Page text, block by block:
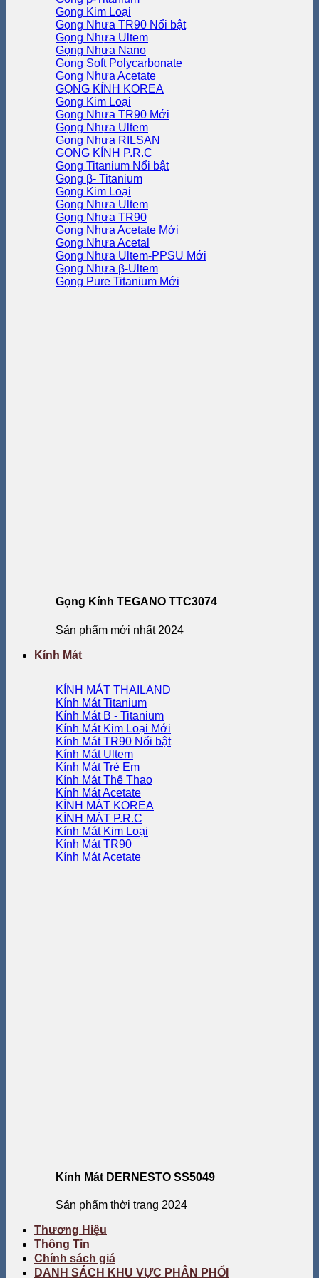
Gọng Kim Loại
Gọng Nhựa TR90
Gọng Nhựa Ultem
Gọng Nhựa Nano
Gọng Soft Polycarbonate
Gọng Nhựa Acetate
GỌNG KÍNH KOREA
Gọng Kim Loại
Gọng Nhựa TR90
Gọng Nhựa Ultem
Gọng Nhựa RILSAN
GỌNG KÍNH P.R.C
Gọng Titanium
Gọng β- Titanium
Gọng Kim Loại
Gọng Nhựa Ultem
Gọng Nhựa TR90
Gọng Nhựa Acetate
Gọng Nhựa Acetal
Gọng Nhựa Ultem-PPSU
Gọng Nhựa β-Ultem
Gọng Pure Titanium
Gọng Kính TEGANO TTC3074
Sản phẩm mới nhất 2024
Kính Mát
KÍNH MÁT THAILAND
Kính Mát Titanium
Kính Mát B - Titanium
Kính Mát Kim Loại
Kính Mát TR90
Kính Mát Ultem
Kính Mát Trẻ Em
Kính Mát Thể Thao
Kính Mát Acetate
KÍNH MÁT KOREA
KÍNH MÁT P.R.C
Kính Mát Kim Loại
Kính Mát TR90
Kính Mát Acetate
Kính Mát DERNESTO SS5049
Sản phẩm thời trang 2024
Thương Hiệu
Thông Tin
Chính sách giá
DANH SÁCH KHU VỰC PHÂN PHỐI